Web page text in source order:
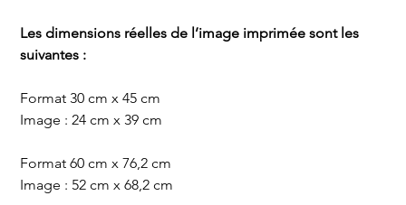
Les dimensions réelles de l’image imprimée sont les
suivantes :
Format 30 cm x 45 cm
Image : 24 cm x 39 cm
Format 60 cm x 76,2 cm
Image : 52 cm x 68,2 cm